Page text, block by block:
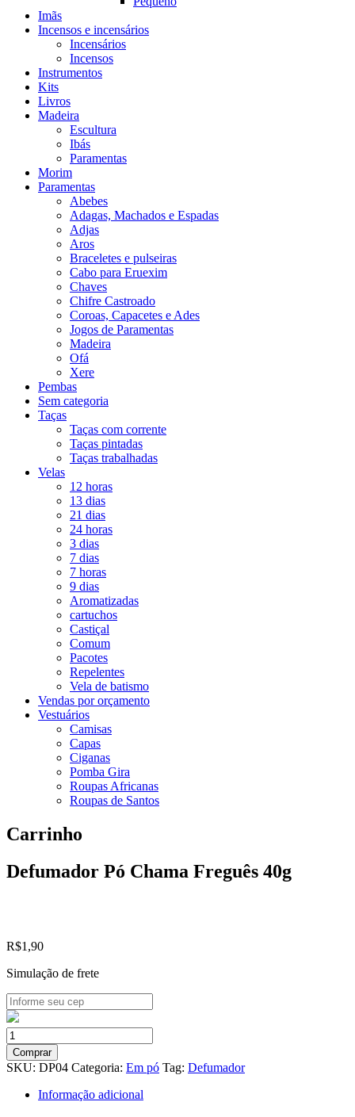
Imãs
Incensos e incensários
Incensários
Incensos
Instrumentos
Kits
Livros
Madeira
Escultura
Ibás
Paramentas
Morim
Paramentas
Abebes
Adagas, Machados e Espadas
Adjas
Aros
Braceletes e pulseiras
Cabo para Eruexim
Chaves
Chifre Castroado
Coroas, Capacetes e Ades
Jogos de Paramentas
Madeira
Ofá
Xere
Pembas
Sem categoria
Taças
Taças com corrente
Taças pintadas
Taças trabalhadas
Velas
12 horas
13 dias
21 dias
24 horas
3 dias
7 dias
7 horas
9 dias
Aromatizadas
cartuchos
Castiçal
Comum
Pacotes
Repelentes
Vela de batismo
Vendas por orçamento
Vestuários
Camisas
Capas
Ciganas
Pomba Gira
Roupas Africanas
Roupas de Santos
Carrinho
Defumador Pó Chama Freguês 40g
R$1,90
Simulação de frete
Defumador
Pó
Chama
Freguês
quantidade
Comprar
SKU: DP04 Categoria: Em pó Tag: Defumador
Informação adicional